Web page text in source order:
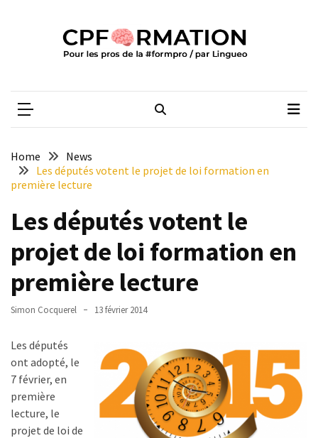
est
qui
doit
aller
plus
loin
subrogation,
remboursement
qui
CPFORMATION
Home
News
Les députés votent le projet de loi formation en
première lecture
Les députés votent le
projet de loi formation en
première lecture
Simon Cocquerel 13 février 2014
Les députés
ont adopté, le
7 février, en
première
lecture, le
projet de loi de